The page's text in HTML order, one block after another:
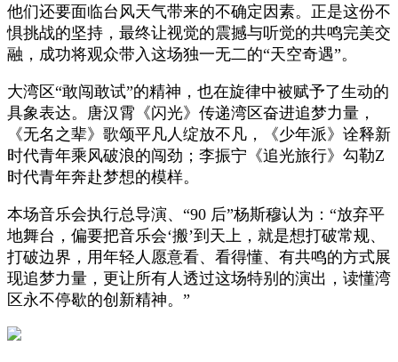
他们还要面临台风天气带来的不确定因素。正是这份不
惧挑战的坚持，最终让视觉的震撼与听觉的共鸣完美交
融，成功将观众带入这场独一无二的“天空奇遇”。
大湾区“敢闯敢试”的精神，也在旋律中被赋予了生动的
具象表达。唐汉霄《闪光》传递湾区奋进追梦力量，
《无名之辈》歌颂平凡人绽放不凡，《少年派》诠释新
时代青年乘风破浪的闯劲；李振宁《追光旅行》勾勒Z
时代青年奔赴梦想的模样。
本场音乐会执行总导演、“90 后”杨斯穆认为：“放弃平
地舞台，偏要把音乐会‘搬’到天上，就是想打破常规、
打破边界，用年轻人愿意看、看得懂、有共鸣的方式展
现追梦力量，更让所有人透过这场特别的演出，读懂湾
区永不停歇的创新精神。”